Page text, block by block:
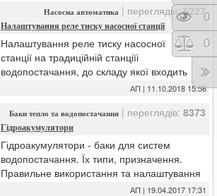
Насосна автоматика | переглядів:5227
Налаштування реле тиску насосної станції
Налаштування реле тиску насосної
станції на традиційній станціїі
водопостачання, до складу якої входить
реле тиску та гідроакумулюючий бак.
АП | 11.10.2018 15:58
Баки тепло та водопостачання | переглядів: 8373
Гідроакумулятори
Гідроакумулятори - баки для систем
водопостачання. Їх типи, призначення.
Правильне використання та налаштування
стартового тиску. Відмінність відАП | 19.04.2017 17:31
0
0